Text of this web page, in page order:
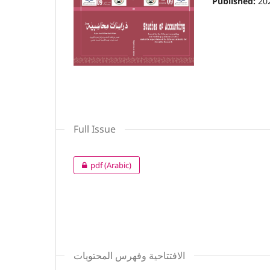
Full Issue
pdf (Arabic)
الافتتاحية وفهرس المحتويات